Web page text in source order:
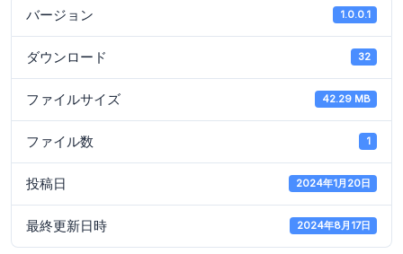
バージョン 1.0.0.1
ダウンロード 32
ファイルサイズ 42.29 MB
ファイル数 1
投稿日 2024年1月20日
最終更新日時 2024年8月17日